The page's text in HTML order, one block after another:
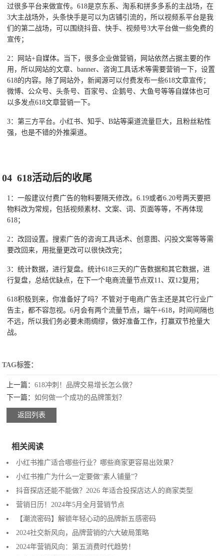
过很多平台来做宣传。618是京东系、淘系和拼多多系的主战场，在
3大主战场外，头条快手是可以为店铺引流的，所以视频系平台是我
们的第二战场，可以围绕抖音、快手、视频号3大平台做一些免费的
宣传；
2：网站+自媒体。当下，很多企业做营销，网站依然占据主要的作
用，所以网站的文章、banner、咨询工具话术等需要营销一下，设置
618的内容。除了网站外，新闻源可以付费发布一些618文章宣传；
微博、公众号、头条号、百家号、企鹅号、大鱼号等等自媒体也可
以多发点618文章营销一下。
3：第三方平台。小红书、知乎、B站等渠道流量巨大，且粉丝粘性
强，也是不错的外推渠道。
04 618活动后的收尾
1：一般建议付费广告的物料要隔天修改。6.19或者6.20号两天要把
物料改为常规，包括视频素材、文案、词、页面等等，不再体现
618；
2：改回设置。搜索广告的咨询工具话术、创意图、闪投文案等等需
要改回来，用批量更改可以很快改完；
3：统计数据，进行复盘。统计618三天的广告数据和其它数据，进
行复盘，总结优缺点，在下一个电商流量节点双11、双12复用；
618积极到来，你准备好了吗？不管对于电商广告主还是其它行业广
告主，都不容忽视。6月会有两个流量节点，端午+618，时间间隔也
不远，所以我们务必要未雨绸缪，做好准备工作，打赢双节抢量大
战。
TAG标签：
上一篇：618冲刺！品牌交易增长怎么做？
下一篇：如何做一个成功的品牌策划？
返回列表
相关阅读
小红书推广适合哪些行业？哪些商家更容易出效果？
小红书推广为什么一定要做“素人铺量”？
抖音探店还能不能做？2026 年适合投探店达人的商家类型
营销日历！2024年5月全月营销节点
【潮流密码】解锁年轻心动的品牌新五感密码
2024社交新风向，品牌营销的六大破局策略
2024年营销风向：第五消费时代趋势！